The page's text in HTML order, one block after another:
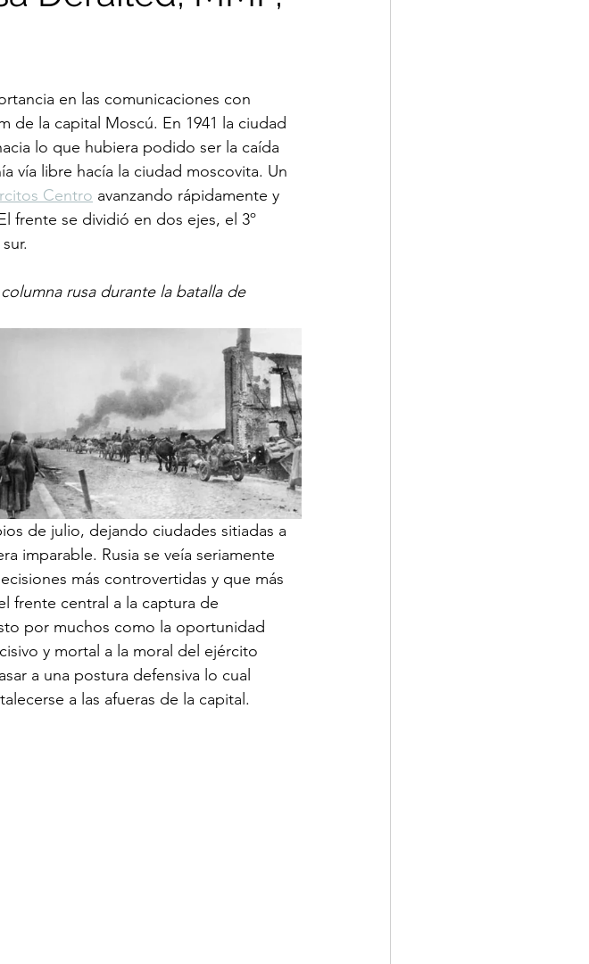
en las comunicaciones con
de la capital Moscú. En 1941 la ciudad
lo que hubiera podido ser la caída
vía libre hacía la ciudad moscovita. Un
Centro avanzando rápidamente y
frente se dividió en dos ejes, el 3º
columna rusa durante la batalla de
de julio, dejando ciudades sitiadas a
imparable. Rusia se veía seriamente
más controvertidas y que más
frente central a la captura de
por muchos como la oportunidad
y mortal a la moral del ejército
a una postura defensiva lo cual
a las afueras de la capital.